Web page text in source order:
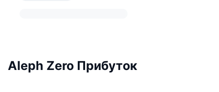
Aleph Zero Прибуток